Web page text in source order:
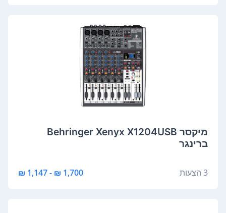
‏מיקסר Behringer Xenyx X1204USB
ברינגר
3 הצעות 1,700 ₪ - 1,147 ₪